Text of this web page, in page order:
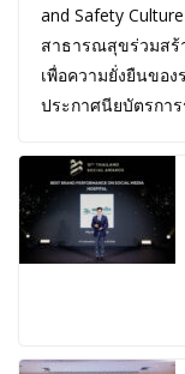
and Safety
สาธารณสุขร่วมส
เพื่อความยั่งยืนขอ
ประกาศนียบัตรกา